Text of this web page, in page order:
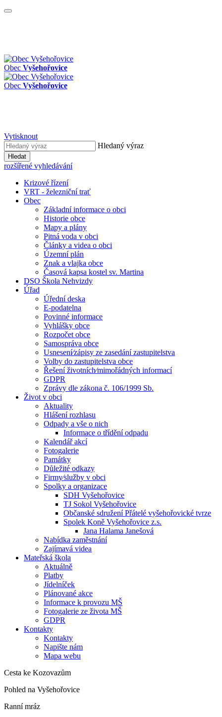
Obec Vyšehořovice
Obec Vyšehořovice
Vytisknout
Hledaný výraz
Hledat
rozšířené vyhledávání
Krizové řízení
VRT - železniční trať
Obec
Základní informace o obci
Historie obce
Mapy a plány
Pitná voda v obci
Články a videa o obci
Územní plán
Znak a vlajka obce
Časová kapsa kostel sv. Martina
DSO Škola Nehvizdy
Úřad
Úřední deska
E-podatelna
Povinné informace
Vyhlášky obce
Rozpočet obce
Samospráva obce
Usnesení⁄zápisy ze zasedání zastupitelstva
Volby do zastupitelstva obce
Řešení životních⁄mimořádných informací
GDPR
Zprávy dle zákona č. 106/1999 Sb.
Život v obci
Aktuality
Hlášení rozhlasu
Odpady a vše o nich
Informace o třídění odpadu
Kalendář akcí
Fotogalerie
Památky
Důležité odkazy
Firmy⁄služby v obci
Spolky a organizace
SDH Vyšehořovice
TJ Sokol Vyšehořovice
Občanské sdružení Přátelé vyšehořovické tvrze
Spolek Koně Vyšehořovice z.s.
Jana Halama Janešová
Nabídka zaměstnání
Zajímavá videa
Mateřská škola
Aktuálně
Platby
Jídelníček
Plánované akce
Informace k provozu MŠ
Fotogalerie ze života MŠ
GDPR
Kontakty
Kontakty
Napište nám
Mapa webu
Cesta ke Kozovazům
Pohled na Vyšehořovice
Ranní mráz